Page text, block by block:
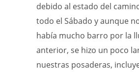
debido al estado del
todo el Sábado y aunque
había mucho barro por la
anterior, se hizo un poco
nuestras posaderas,